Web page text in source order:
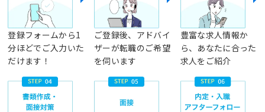
登録フォームから1
分ほどでご入力いた
だけます！
ご登録後、アドバイ
ザーが転職のご希望
を伺います
豊富な求人情報か
ら、あなたに合った
求人をご紹介